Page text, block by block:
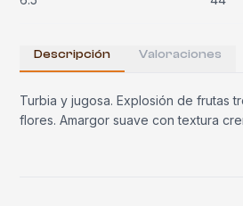
Descripción Valoraciones
Turbia y jugosa. Explosión de frutas
flores. Amargor suave con textura